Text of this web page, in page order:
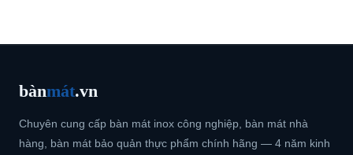
bànmát.vn
Chuyên cung cấp bàn mát inox công nghiệp, bàn mát nhà
hàng, bàn mát bảo quản thực phẩm chính hãng — 4 năm kinh